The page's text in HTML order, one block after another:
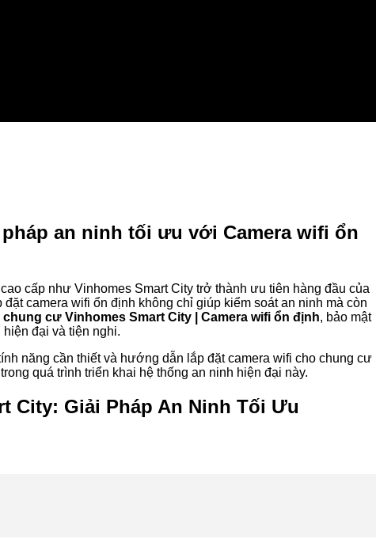
an ninh tối ưu với Camera wifi ổn
cấp như Vinhomes Smart City trở thành ưu tiên hàng đầu của
camera wifi ổn định không chỉ giúp kiểm soát an ninh mà còn
chung cư Vinhomes Smart City | Camera wifi ổn định, bảo mật
đại và tiện nghi.
năng cần thiết và hướng dẫn lắp đặt camera wifi cho chung cư
quá trình triển khai hệ thống an ninh hiện đại này.
City: Giải Pháp An Ninh Tối Ưu